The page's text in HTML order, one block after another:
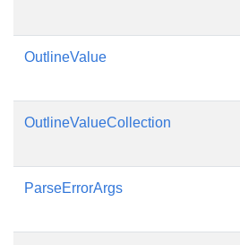
OutlineValue
OutlineValueCollection
ParseErrorArgs